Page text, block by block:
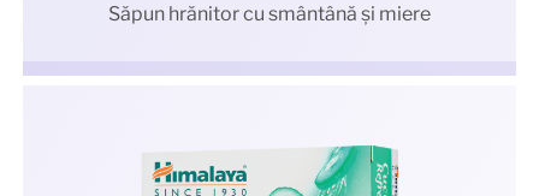
Săpun hrănitor cu smântână şi miere